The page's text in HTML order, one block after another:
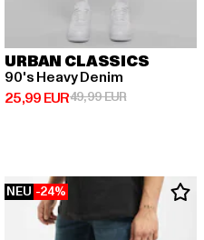
EUR
URBAN CLASSICS
90's Heavy Denim
25,99 EUR
Derzeitiger Preis: 25,99 EUR
49,99 EURAktionspreis:
NEU -24%